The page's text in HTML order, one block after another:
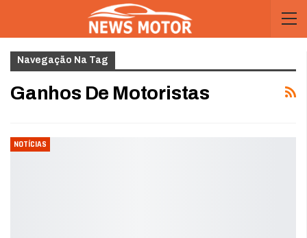
Navegação Na Tag
Ganhos De Motoristas
NOTÍCIAS